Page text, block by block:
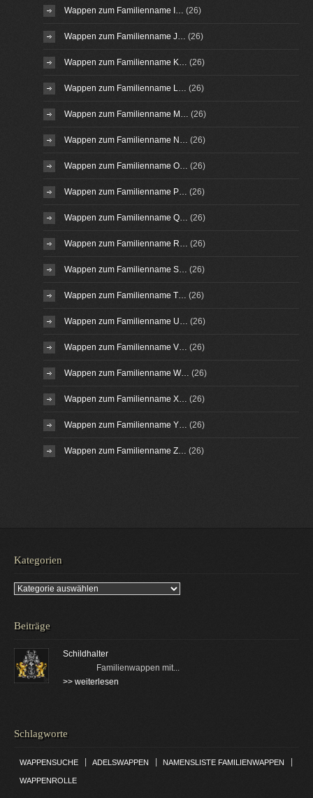
Wappen zum Familienname I… (26)
Wappen zum Familienname J… (26)
Wappen zum Familienname K… (26)
Wappen zum Familienname L… (26)
Wappen zum Familienname M… (26)
Wappen zum Familienname N… (26)
Wappen zum Familienname O… (26)
Wappen zum Familienname P… (26)
Wappen zum Familienname Q… (26)
Wappen zum Familienname R… (26)
Wappen zum Familienname S… (26)
Wappen zum Familienname T… (26)
Wappen zum Familienname U… (26)
Wappen zum Familienname V… (26)
Wappen zum Familienname W… (26)
Wappen zum Familienname X… (26)
Wappen zum Familienname Y… (26)
Wappen zum Familienname Z… (26)
Kategorien
Kategorien
Beiträge
Schildhalter
Familienwappen mit...
>> weiterlesen
Schlagworte
WAPPENSUCHE ADELSWAPPEN NAMENSLISTE FAMILIENWAPPEN
WAPPENROLLE